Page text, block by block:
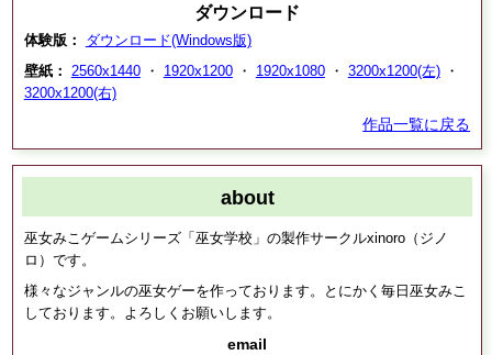
ダウンロード
体験版：
ダウンロード(Windows版)
壁紙：
2560x1440・ 1920x1200・ 1920x1080・ 3200x1200(左)・
3200x1200(右)
作品一覧に戻る
about
巫女みこゲームシリーズ「巫女学校」の製作サークルxinoro（ジノ
ロ）です。
様々なジャンルの巫女ゲーを作っております。とにかく毎日巫女みこ
しております。よろしくお願いします。
email